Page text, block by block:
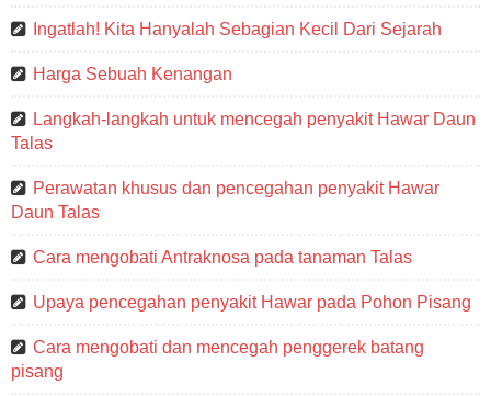
Ingatlah! Kita Hanyalah Sebagian Kecil Dari Sejarah
Harga Sebuah Kenangan
Langkah-langkah untuk mencegah penyakit Hawar Daun
Talas
Perawatan khusus dan pencegahan penyakit Hawar
Daun Talas
Cara mengobati Antraknosa pada tanaman Talas
Upaya pencegahan penyakit Hawar pada Pohon Pisang
Cara mengobati dan mencegah penggerek batang
pisang